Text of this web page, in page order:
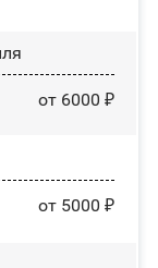
от 6000 ₽
от 5000 ₽